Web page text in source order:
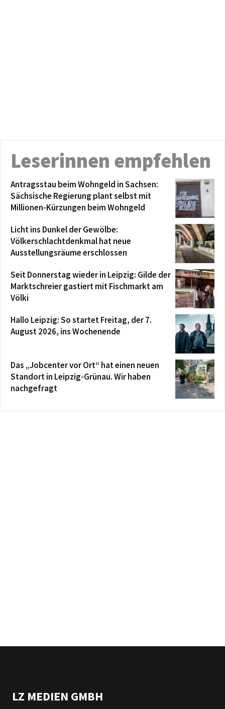
Leserinnen empfehlen
Antragsstau beim Wohngeld in Sachsen:
Sächsische Regierung plant selbst mit
Millionen-Kürzungen beim Wohngeld
Licht ins Dunkel der Gewölbe:
Völkerschlachtdenkmal hat neue
Ausstellungsräume erschlossen
Seit Donnerstag wieder in Leipzig: Gilde der
Marktschreier gastiert mit Fischmarkt am
Völki
Hallo Leipzig: So startet Freitag, der 7.
August 2026, ins Wochenende
Das „Jobcenter vor Ort“ hat einen neuen
Standort in Leipzig-Grünau. Wir haben
nachgefragt
LZ MEDIEN GMBH